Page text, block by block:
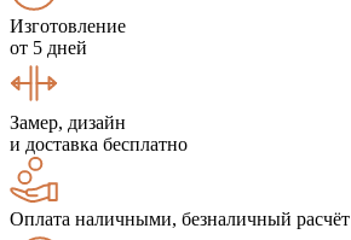
Изготовление
от 5 дней
Замер, дизайн
и доставка бесплатно
Оплата наличными, безналичный расчёт